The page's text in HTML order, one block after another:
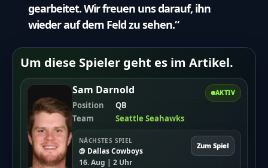
gearbeitet. Wir freuen uns darauf, ihn
wieder auf dem Feld zu sehen.“
Um diese Spieler geht es im Artikel.
AKTIV
Sam Darnold
Position
QB
Team
Seattle Seahawks
NÄCHSTES SPIEL
@ Dallas Cowboys
16. Aug | 2 Uhr
Zum Spiel